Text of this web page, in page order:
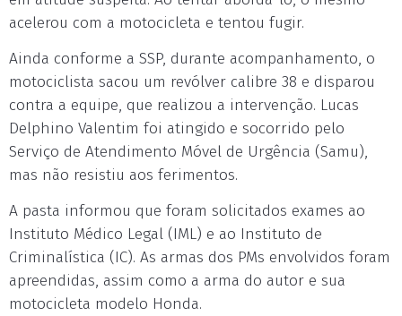
acelerou com a motocicleta e tentou fugir.
Ainda conforme a SSP, durante acompanhamento, o
motociclista sacou um revólver calibre 38 e disparou
contra a equipe, que realizou a intervenção. Lucas
Delphino Valentim foi atingido e socorrido pelo
Serviço de Atendimento Móvel de Urgência (Samu),
mas não resistiu aos ferimentos.
A pasta informou que foram solicitados exames ao
Instituto Médico Legal (IML) e ao Instituto de
Criminalística (IC). As armas dos PMs envolvidos foram
apreendidas, assim como a arma do autor e sua
motocicleta modelo Honda.